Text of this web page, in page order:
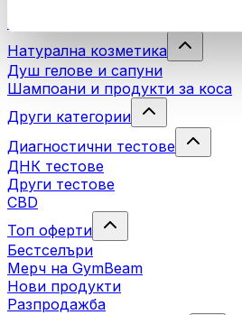
Натурална козметика
Душ гелове и сапуни
Шампоани и продукти за коса
Други категории
Диагностични тестове
ДНК тестове
Други тестове
CBD
Топ оферти
Бестселъри
Мерч на GymBeam
Нови продукти
Разпродажба